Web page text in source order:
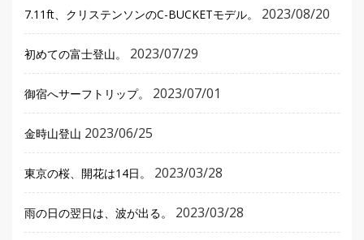
7.11ft、クリステンソンのC-BUCKETモデル。 2023/08/20
初めての富士登山。 2023/07/29
御宿へサーフトリップ。 2023/07/01
金時山登山 2023/06/25
東京の桜、開花は14日。 2023/03/28
雨の日の翌日は、波が出る。 2023/03/28